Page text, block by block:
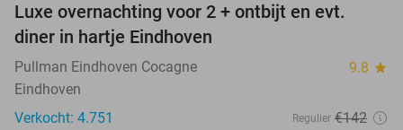
Luxe overnachting voor 2 + ontbijt en evt.
diner in hartje Eindhoven
Pullman Eindhoven Cocagne 9.8 star
Eindhoven
Verkocht: 4.751
Regulier €142